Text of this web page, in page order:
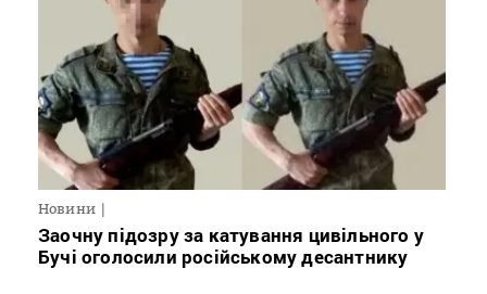
Новини
Заочну підозру за катування цивільного у
Бучі оголосили російському десантнику